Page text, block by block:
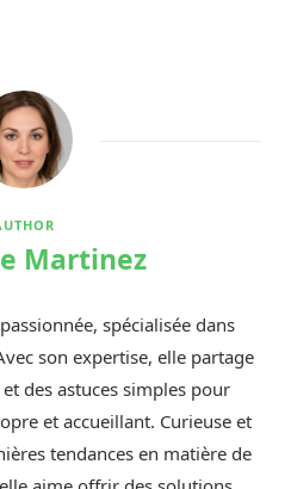
Martinez
spécialisée dans
son expertise, elle partage
des astuces simples pour
et accueillant. Curieuse et
tendances en matière de